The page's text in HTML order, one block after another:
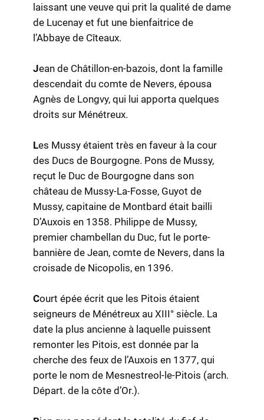
laissant une veuve qui prit la qualité de dame
de Lucenay et fut une bienfaitrice de
l’Abbaye de Cîteaux.
Jean de Châtillon-en-bazois, dont la famille
descendait du comte de Nevers, épousa
Agnès de Longvy, qui lui apporta quelques
droits sur Ménétreux.
Les Mussy étaient très en faveur à la cour
des Ducs de Bourgogne. Pons de Mussy,
reçut le Duc de Bourgogne dans son
château de Mussy-La-Fosse, Guyot de
Mussy, capitaine de Montbard était bailli
D’Auxois en 1358. Philippe de Mussy,
premier chambellan du Duc, fut le porte-
bannière de Jean, comte de Nevers, dans la
croisade de Nicopolis, en 1396.
Court épée écrit que les Pitois étaient
seigneurs de Ménétreux au XIII° siècle. La
date la plus ancienne à laquelle puissent
remonter les Pitois, est donnée par la
cherche des feux de l’Auxois en 1377, qui
porte le nom de Mesnestreol-le-Pitois (arch.
Départ. de la côte d’Or.).